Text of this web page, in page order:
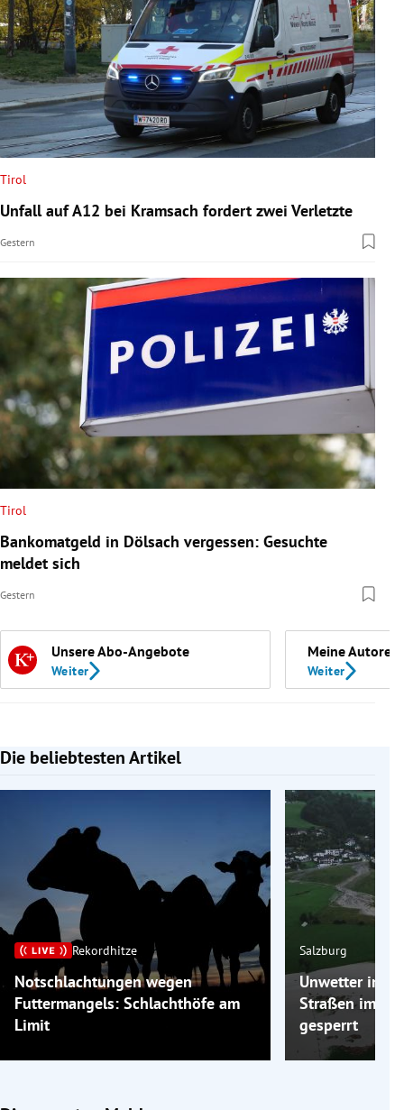
Tirol
Unfall auf A12 bei Kramsach fordert zwei Verletzte
Gestern
Tirol
Bankomatgeld in Dölsach vergessen: Gesuchte
meldet sich
Gestern
Unsere Abo-Angebote
Weiter
Meine Autoren
Weiter
Die beliebtesten Artikel
Slide 1 von 7
Rekordhitze
Notschlachtungen wegen
Futtermangels: Schlachthöfe am
Limit
Salzburg
Unwetter in
Straßen im
gesperrt